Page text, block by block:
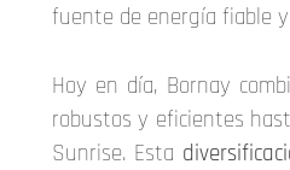
fuente de energía fiable
Hoy en día, Bornay
robustos y eficientes
Sunrise. Esta